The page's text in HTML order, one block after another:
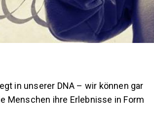
in unserer DNA – wir können gar
Menschen ihre Erlebnisse in Form